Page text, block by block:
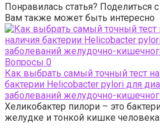
Понравилась статья? Поделиться
Вам также может быть интересно
Вопросы 0
Как выбрать самый точный тест
бактерии Helicobacter pylori для
заболеваний желудочно-
Хеликобактер пилори – это
желудке и тонкой кишке